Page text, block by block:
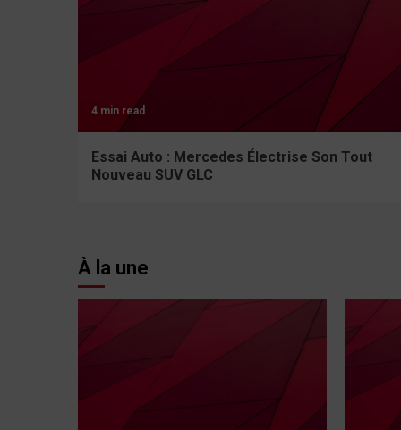
4 min read
Essai Auto : Mercedes Électrise Son Tout
Nouveau SUV GLC
À la une